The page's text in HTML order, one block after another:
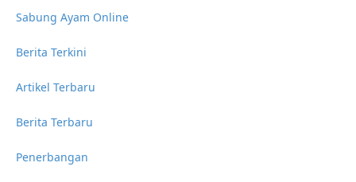
Sabung Ayam Online
Berita Terkini
Artikel Terbaru
Berita Terbaru
Penerbangan